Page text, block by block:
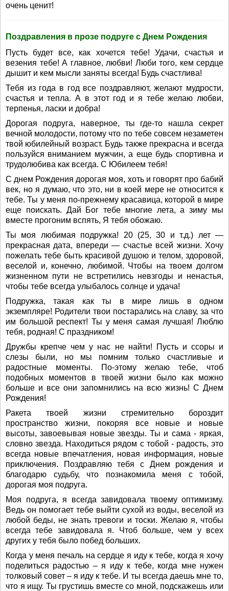
очень ценит!
Поздравления в прозе подруге с Днем Рождения
Пусть будет все, как хочется тебе! Удачи, счастья и
везения тебе! А главное, любви! Люби того, кем сердце
дышит и кем мысли заняты всегда! Будь счастлива!
Тебя из года в год все поздравляют, желают мудрости,
счастья и тепла. А в этот год и я тебе желаю любви,
терпенья, ласки и добра!
Дорогая подруга, наверное, ты где-то нашла секрет
вечной молодости, потому что по тебе совсем незаметен
твой юбилейный возраст. Будь также прекрасна и всегда
пользуйся вниманием мужчин, а еще будь спортивна и
трудолюбива как всегда. С Юбилеем тебя!
С днем Рождения дорогая моя, хоть и говорят про бабий
век, но я думаю, что это, ни в коей мере не относится к
тебе. Ты у меня по-прежнему красавица, которой в мире
еще поискать. Дай Бог тебе многие лета, а зиму мы
вместе прогоним вспять, Я тебя обожаю.
Ты моя любимая подружка! 20 (25, 30 и т.д.) лет —
прекрасная дата, впереди — счастье всей жизни. Хочу
пожелать тебе быть красивой душою и телом, здоровой,
веселой и, конечно, любимой. Чтобы на твоем долгом
жизненном пути не встретились невзгоды и ненастья,
чтобы тебе всегда улыбалось солнце и удача!
Подружка, такая как ты в мире лишь в одном
экземпляре! Родители твои постарались на славу, за что
им большой респект! Ты у меня самая лучшая! Люблю
тебя, родная! С праздником!
Дружбы крепче чем у нас не найти! Пусть и ссоры и
слезы были, но мы помним только счастливые и
радостные моменты. По-этому желаю тебе, чтоб
подобных моментов в твоей жизни было как можно
больше и все они запомнились на всю жизнь! С Днем
Рождения!
Ракета твоей жизни стремительно бороздит
пространство жизни, покоряя все новые и новые
высоты, завоевывая новые звезды. Ты и сама - яркая,
словно звезда. Находиться рядом с тобой - радость, это
всегда новые впечатления, новая информация, новые
приключения. Поздравляю тебя с Днем рождения и
благодарю судьбу, что познакомила меня с тобой,
дорогая моя подруга.
Моя подруга, я всегда завидовала твоему оптимизму.
Ведь он помогает тебе выйти сухой из воды, веселой из
любой беды, не знать тревоги и тоски. Желаю я, чтобы
всегда тебе завидовала я. Чтоб больше, чем у всех
других у тебя было побед больших.
Когда у меня печаль на сердце я иду к тебе, когда я хочу
поделиться радостью – я иду к тебе, когда мне нужен
толковый совет – я иду к тебе. И ты всегда даешь мне то,
что я ищу. Ты грустишь вместе со мной, подскажешь или